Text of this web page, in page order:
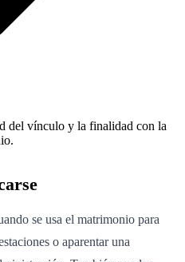
del vínculo y la finalidad con la
se usa el matrimonio para
o aparentar una